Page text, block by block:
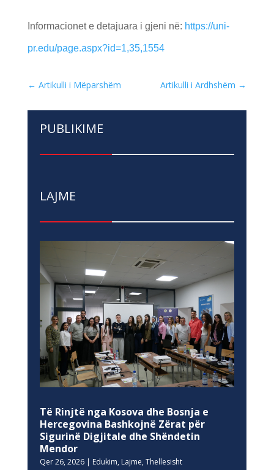
Informacionet e detajuara i gjeni në: https://uni-
pr.edu/page.aspx?id=1,35,1554
← Artikulli i Mëparshëm Artikulli i Ardhshëm →
PUBLIKIME
LAJME
Të Rinjtë nga Kosova dhe Bosnja e
Hercegovina Bashkojnë Zërat për
Sigurinë Digjitale dhe Shëndetin
Mendor
Qer 26, 2026| Edukim, Lajme, Thellesisht